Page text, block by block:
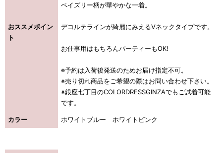
おススメポイン
ト
ペイズリー柄が華やかな一着。
デコルテラインが綺麗にみえるVネックタイプです。
お仕事用はもちろんパーティーもOK!
※予約は入荷後発送のためお届け指定不可。
※売り切れ商品をご希望の際はお問い合わせ下さい。
※銀座七丁目のCOLORDRESSGINZAでもご試着可能
です。
カラー ホワイトブルー ホワイトピンク